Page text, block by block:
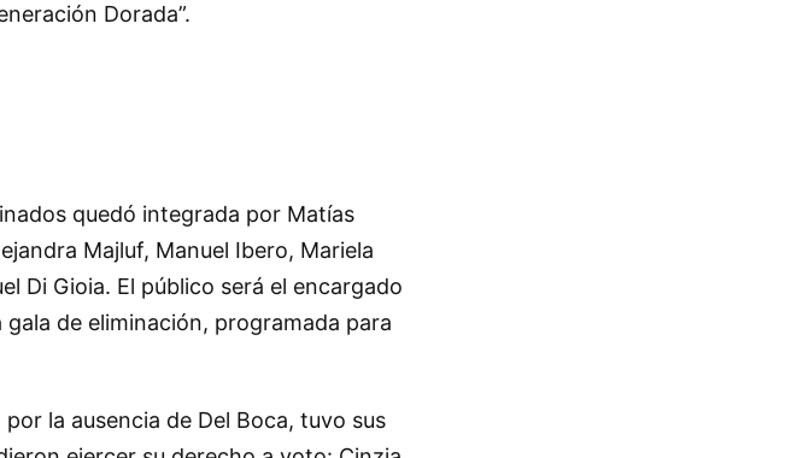
Dorada”.
quedó integrada por Matías
Majluf, Manuel Ibero, Mariela
Di Gioia. El público será el encargado
de eliminación, programada para
la ausencia de Del Boca, tuvo sus